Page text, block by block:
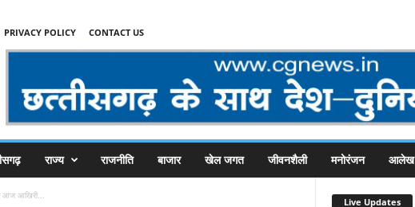
PRIVACY POLICY CONTACT US
राज्य राजनीति बाजार खेल जगत जीवनशैली मनोरंजन आलेख
आज आखिरी...
Live Updates